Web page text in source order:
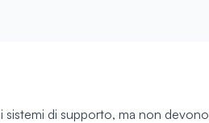
di supporto, ma non devono